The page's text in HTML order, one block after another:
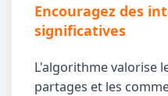
Encouragez des
significatives
L'algorithme valorise
partages et les